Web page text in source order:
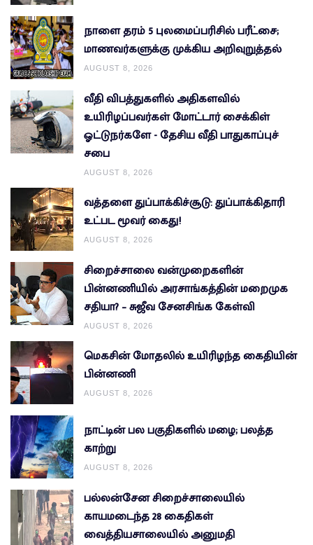
நாளை தரம் 5 புலமைப்பரிசில் பரீட்சை;
மாணவர்களுக்கு முக்கிய அறிவுறுத்தல்
AUGUST 8, 2026
வீதி விபத்துகளில் அதிகளவில்
உயிரிழப்பவர்கள் மோட்டார் சைக்கிள்
ஓட்டுநர்களே - தேசிய வீதி பாதுகாப்புச்
சபை
AUGUST 8, 2026
வத்தளை துப்பாக்கிச்சூடு: துப்பாக்கிதாரி
உட்பட மூவர் கைது!
AUGUST 8, 2026
சிறைச்சாலை வன்முறைகளின்
பின்னணியில் அரசாங்கத்தின் மறைமுக
சதியா? – சுஜீவ சேனசிங்க கேள்வி
AUGUST 8, 2026
மெகசின் மோதலில் உயிரிழந்த கைதியின்
பின்னணி
AUGUST 8, 2026
நாட்டின் பல பகுதிகளில் மழை; பலத்த
காற்று
AUGUST 8, 2026
பல்லன்சேன சிறைச்சாலையில்
காயமடைந்த 28 கைதிகள்
வைத்தியசாலையில் அனுமதி